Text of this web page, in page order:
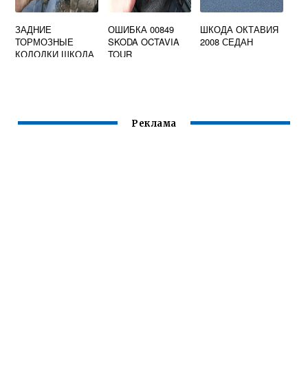
ЗАДНИЕ
ТОРМОЗНЫЕ
КОЛОДКИ ШКОДА
ОШИБКА 00849
SKODA OCTAVIA
TOUR
ШКОДА ОКТАВИЯ
2008 СЕДАН
Реклама